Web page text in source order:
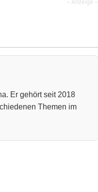
– Anzeige –
Er gehört seit 2018
Themen im